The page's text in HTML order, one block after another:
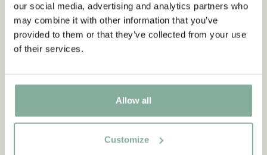
our social media, advertising and analytics partners who
may combine it with other information that you’ve
provided to them or that they’ve collected from your use
of their services.
Allow all
Customize